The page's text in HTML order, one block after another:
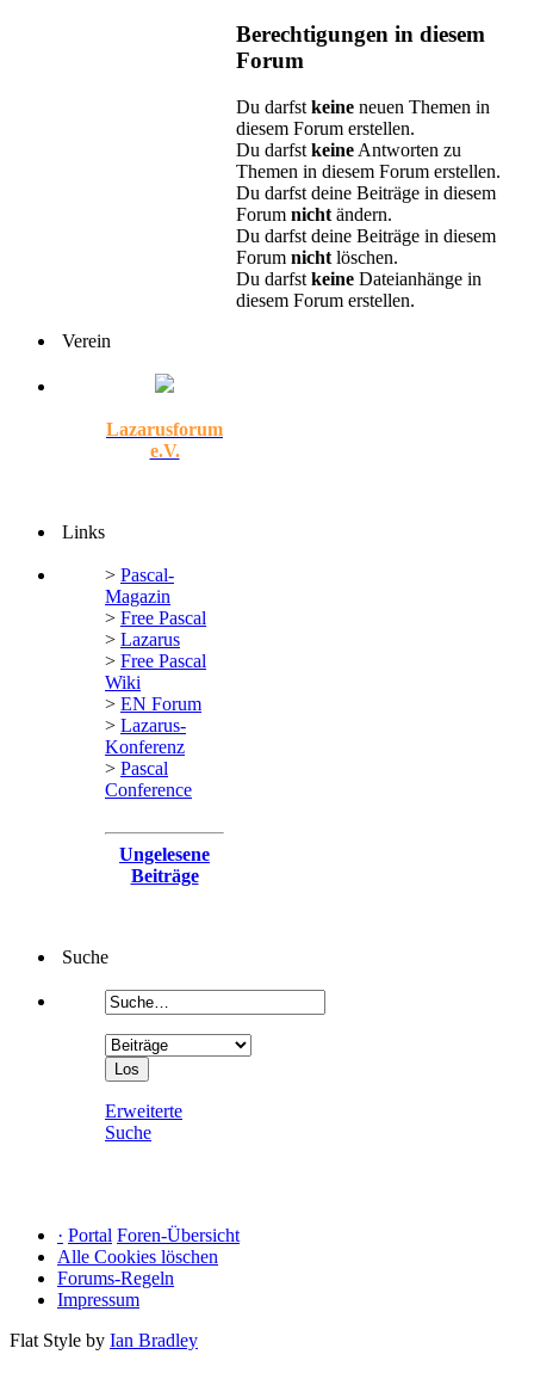
Berechtigungen in diesem
Forum
Du darfst keine neuen Themen in
diesem Forum erstellen.
Du darfst keine Antworten zu
Themen in diesem Forum erstellen.
Du darfst deine Beiträge in diesem
Forum nicht ändern.
Du darfst deine Beiträge in diesem
Forum nicht löschen.
Du darfst keine Dateianhänge in
diesem Forum erstellen.
Verein
Lazarusforum
e.V.
Links
> Pascal-
Magazin
> Free Pascal
> Lazarus
> Free Pascal
Wiki
> EN Forum
> Lazarus-
Konferenz
> Pascal
Conference
Ungelesene
Beiträge
Suche
Erweiterte
Suche
· Portal Foren-Übersicht
Alle Cookies löschen
Forums-Regeln
Impressum
Flat Style by Ian Bradley